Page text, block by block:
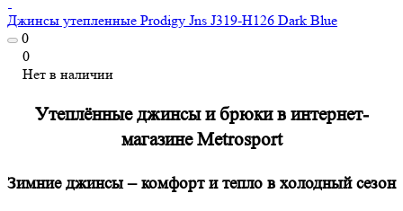
Джинсы утепленные Prodigy Jns J319-H126 Dark Blue
0
0
Нет в наличии
Утеплённые джинсы и брюки в интернет-
магазине Metrosport
Зимние джинсы – комфорт и тепло в холодный сезон